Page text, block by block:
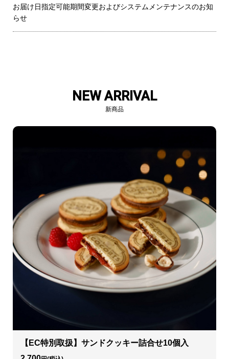
お届け日指定可能期間変更およびシステムメンテナンスのお知
らせ
NEW ARRIVAL
新商品
【EC特別取扱】サンドクッキー詰合せ10個入